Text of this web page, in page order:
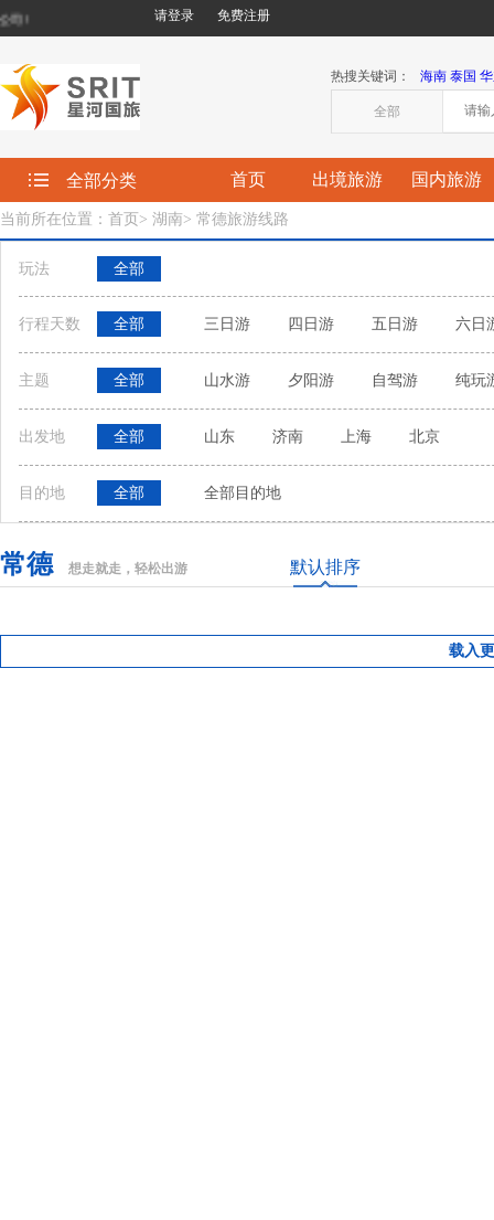
! 请登录 免费注册
热搜关键词： 海南 泰国
全部
全部分类 首页 出境旅游 国内旅游
当前所在位置：首页 > 湖南> 常德旅游线路
玩法 全部
行程天数 全部 三日游 四日游 五日游 六日
主题 全部 山水游 夕阳游 自驾游 纯玩
出发地 全部 山东 济南 上海 北京
目的地 全部 全部目的地
常德 想走就走，轻松出游 默认排序
载入